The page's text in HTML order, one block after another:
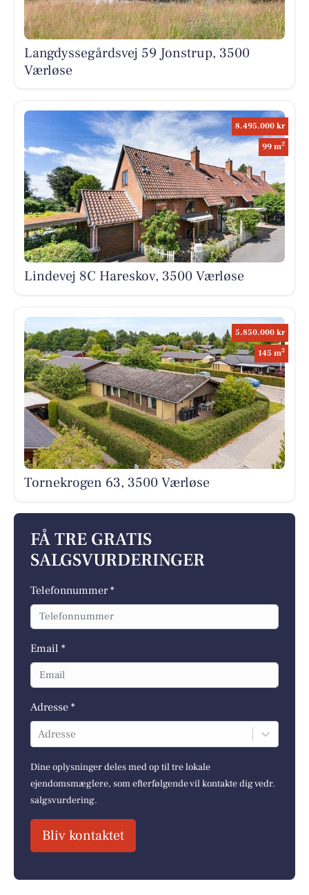
Langdyssegårdsvej 59 Jonstrup, 3500
Værløse
8.495.000 kr
99 m2
Lindevej 8C Hareskov, 3500 Værløse
5.850.000 kr
145 m2
Tornekrogen 63, 3500 Værløse
FÅ TRE GRATIS
SALGSVURDERINGER
Telefonnummer *
Email *
Adresse *
Adresse
Dine oplysninger deles med op til tre lokale
ejendomsmæglere, som efterfølgende vil kontakte dig vedr.
salgsvurdering.
Bliv kontaktet